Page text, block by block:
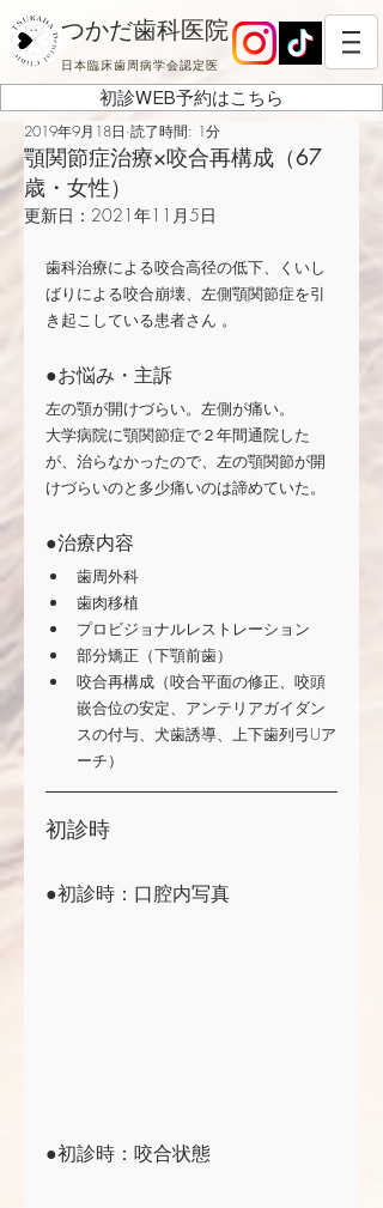
日本臨床歯周病学会認定医
つかだ歯科医院
初診WEB予約はこちら
顎関節症治療×咬合再構成（67
歳・女性）
2019年9月18日 読了時間: 1分
更新日： 2021年11月5日
歯科治療による咬合高径の低下、くいし
ばりによる咬合崩壊、左側顎関節症を引
き起こしている患者さん 。
●お悩み・主訴
左の顎が開けづらい。左側が痛い。
大学病院に顎関節症で２年間通院した
が、治らなかったので、左の顎関節が開
けづらいのと多少痛いのは諦めていた。
●治療内容
歯周外科
歯肉移植
プロビジョナルレストレーション
部分矯正（下顎前歯）
咬合再構成（咬合平面の修正、咬頭
嵌合位の安定、アンテリアガイダン
スの付与、犬歯誘導、上下歯列弓Uア
ーチ）
初診時
●初診時：口腔内写真
●初診時：咬合状態